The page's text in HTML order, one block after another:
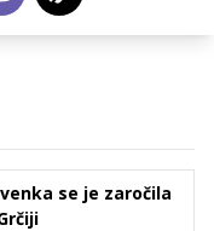
se je zaročila